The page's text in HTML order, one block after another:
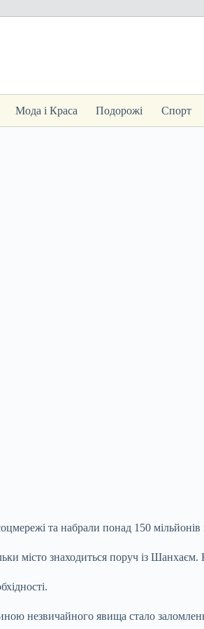
Мода і Краса Подорожі Спорт
та набрали понад 150 мільйонів
знаходиться поруч із Шанхаєм.
незвичайного явища стало